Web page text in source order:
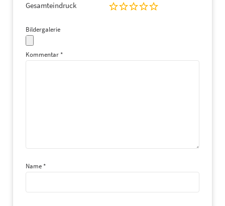
Gesamteindruck
Bildergalerie
Kommentar *
Name *